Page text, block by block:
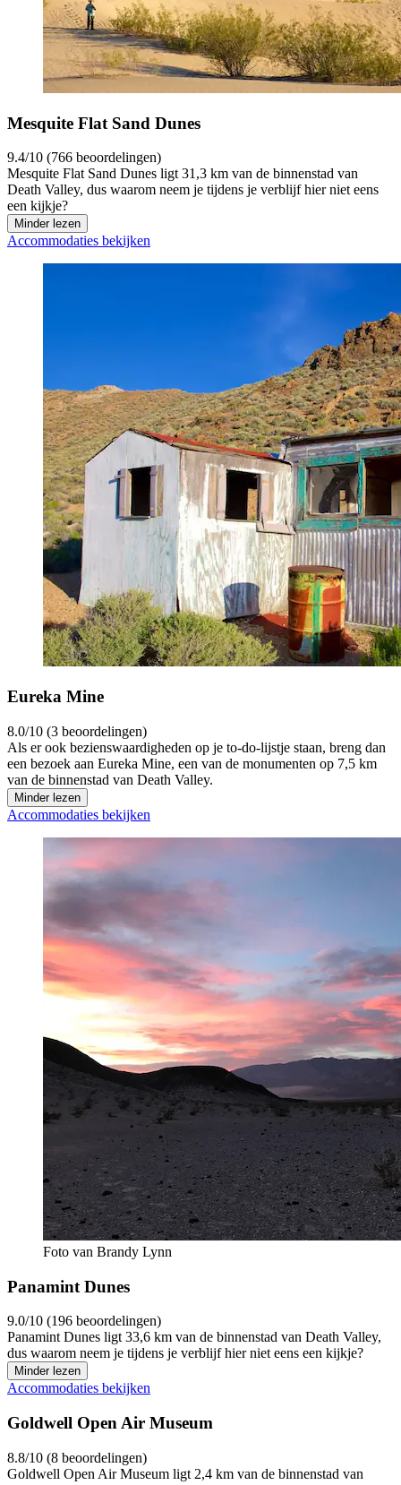
Mesquite Flat Sand Dunes
9.4/10 (766 beoordelingen)
Mesquite Flat Sand Dunes ligt 31,3 km van de binnenstad van
Death Valley, dus waarom neem je tijdens je verblijf hier niet eens
een kijkje?
Minder lezen
Accommodaties bekijken
Eureka Mine
8.0/10 (3 beoordelingen)
Als er ook bezienswaardigheden op je to-do-lijstje staan, breng dan
een bezoek aan Eureka Mine, een van de monumenten op 7,5 km
van de binnenstad van Death Valley.
Minder lezen
Accommodaties bekijken
Foto van Brandy Lynn
Panamint Dunes
9.0/10 (196 beoordelingen)
Panamint Dunes ligt 33,6 km van de binnenstad van Death Valley,
dus waarom neem je tijdens je verblijf hier niet eens een kijkje?
Minder lezen
Accommodaties bekijken
Goldwell Open Air Museum
8.8/10 (8 beoordelingen)
Goldwell Open Air Museum ligt 2,4 km van de binnenstad van